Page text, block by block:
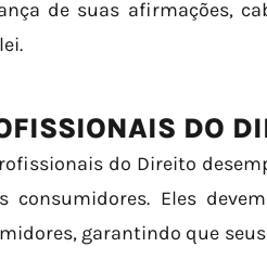
de suas afirmações,
DO
do Direito
consumidores. Eles
garantindo que